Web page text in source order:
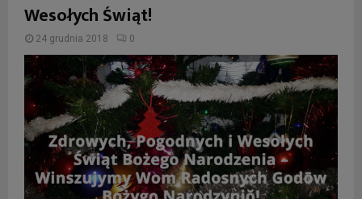
Wesołych Świąt!
24 grudnia 2018 0